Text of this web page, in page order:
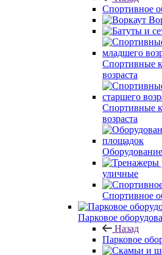
Спортивное
Спортивные
возраста
Спортивные
возраста
уличные
Спортивное
Парковое
Назад
Парковое